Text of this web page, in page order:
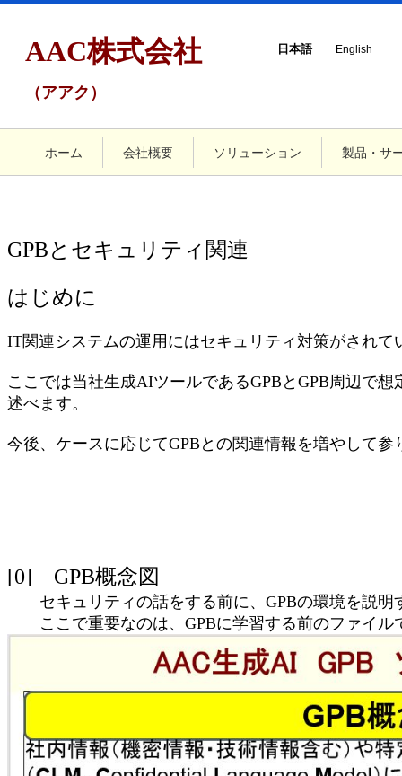
AAC株式会社
（アアク）
日本語 English
ホーム 会社概要 ソリューション 製品・サ
GPBとセキュリティ関連
はじめに
IT関連システムの運用にはセキュリティ対策がされて
ここでは当社生成AIツールであるGPBとGPB周辺で
述べます。
今後、ケースに応じてGPBとの関連情報を増やして参
[0] GPB概念図
セキュリティの話をする前に、GPBの環境を説明
ここで重要なのは、GPBに学習する前のファイル